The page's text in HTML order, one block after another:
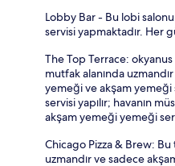
Lobby Bar - Bu lobi
servisi yapmaktadır. Her
The Top Terrace: okyanus
mutfak alanında
yemeği ve akşam
servisi yapılır; havanın
akşam yemeği yemeği
Chicago Pizza & Brew: Bu
uzmandır ve sadece